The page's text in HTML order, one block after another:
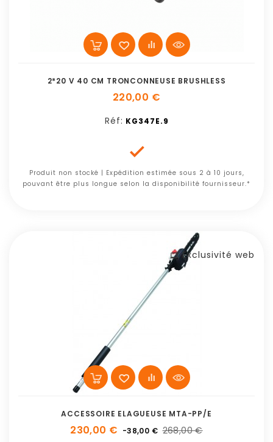
2*20 V 40 CM TRONCONNEUSE BRUSHLESS
220,00 €
Réf: KG347E.9

Produit non stocké | Expédition estimée sous 2 à 10 jours,
pouvant être plus longue selon la disponibilité fournisseur.*
Exclusivité web
ACCESSOIRE ELAGUEUSE MTA-PP/E
230,00 € -38,00 € 268,00 €